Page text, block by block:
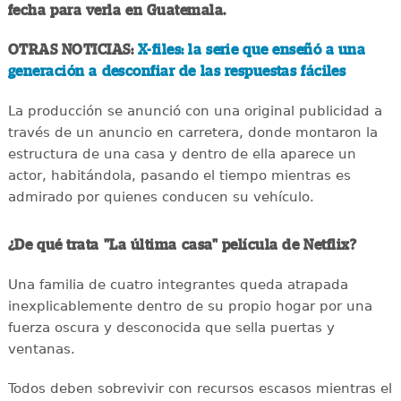
fecha para verla en Guatemala.
OTRAS NOTICIAS: X-files: la serie que enseñó a una
generación a desconfiar de las respuestas fáciles
La producción se anunció con una original publicidad a
través de un anuncio en carretera, donde montaron la
estructura de una casa y dentro de ella aparece un
actor, habitándola, pasando el tiempo mientras es
admirado por quienes conducen su vehículo.
¿De qué trata "La última casa" película de Netflix?
Una familia de cuatro integrantes queda atrapada
inexplicablemente dentro de su propio hogar por una
fuerza oscura y desconocida que sella puertas y
ventanas.
Todos deben sobrevivir con recursos escasos mientras el